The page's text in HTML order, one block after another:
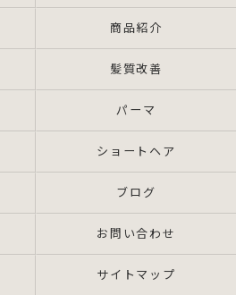
商品紹介
髪質改善
パーマ
ショートヘア
ブログ
お問い合わせ
サイトマップ